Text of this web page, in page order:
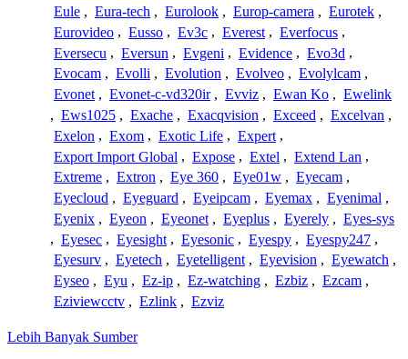
Eule , Eura-tech , Eurolook , Europ-camera , Eurotek ,
Eurovideo , Eusso , Ev3c , Everest , Everfocus ,
Eversecu , Eversun , Evgeni , Evidence , Evo3d ,
Evocam , Evolli , Evolution , Evolveo , Evolylcam ,
Evonet , Evonet-c-vd320ir , Evviz , Ewan Ko , Ewelink
, Ews1025 , Exache , Exacqvision , Exceed , Excelvan ,
Exelon , Exom , Exotic Life , Expert ,
Export Import Global , Expose , Extel , Extend Lan ,
Extreme , Extron , Eye 360 , Eye01w , Eyecam ,
Eyecloud , Eyeguard , Eyeipcam , Eyemax , Eyenimal ,
Eyenix , Eyeon , Eyeonet , Eyeplus , Eyerely , Eyes-sys
, Eyesec , Eyesight , Eyesonic , Eyespy , Eyespy247 ,
Eyesurv , Eyetech , Eyetelligent , Eyevision , Eyewatch ,
Eyseo , Eyu , Ez-ip , Ez-watching , Ezbiz , Ezcam ,
Eziviewcctv , Ezlink , Ezviz
Lebih Banyak Sumber